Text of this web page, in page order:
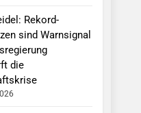
Rekord-
sind Warnsignal
die